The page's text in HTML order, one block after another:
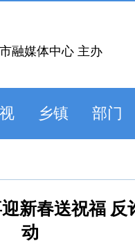
融媒体中心 主办
乡镇 部门
新春送祝福 反
动